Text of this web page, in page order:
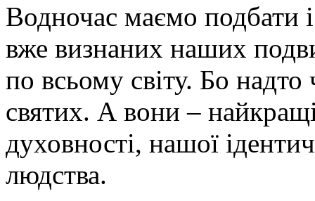
Водночас маємо подбати
вже визнаних наших
по всьому світу. Бо надто
святих. А вони –
духовності, нашої
людства.